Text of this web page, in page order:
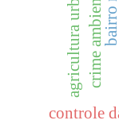
controle
crime ambiental
agricultura urbana